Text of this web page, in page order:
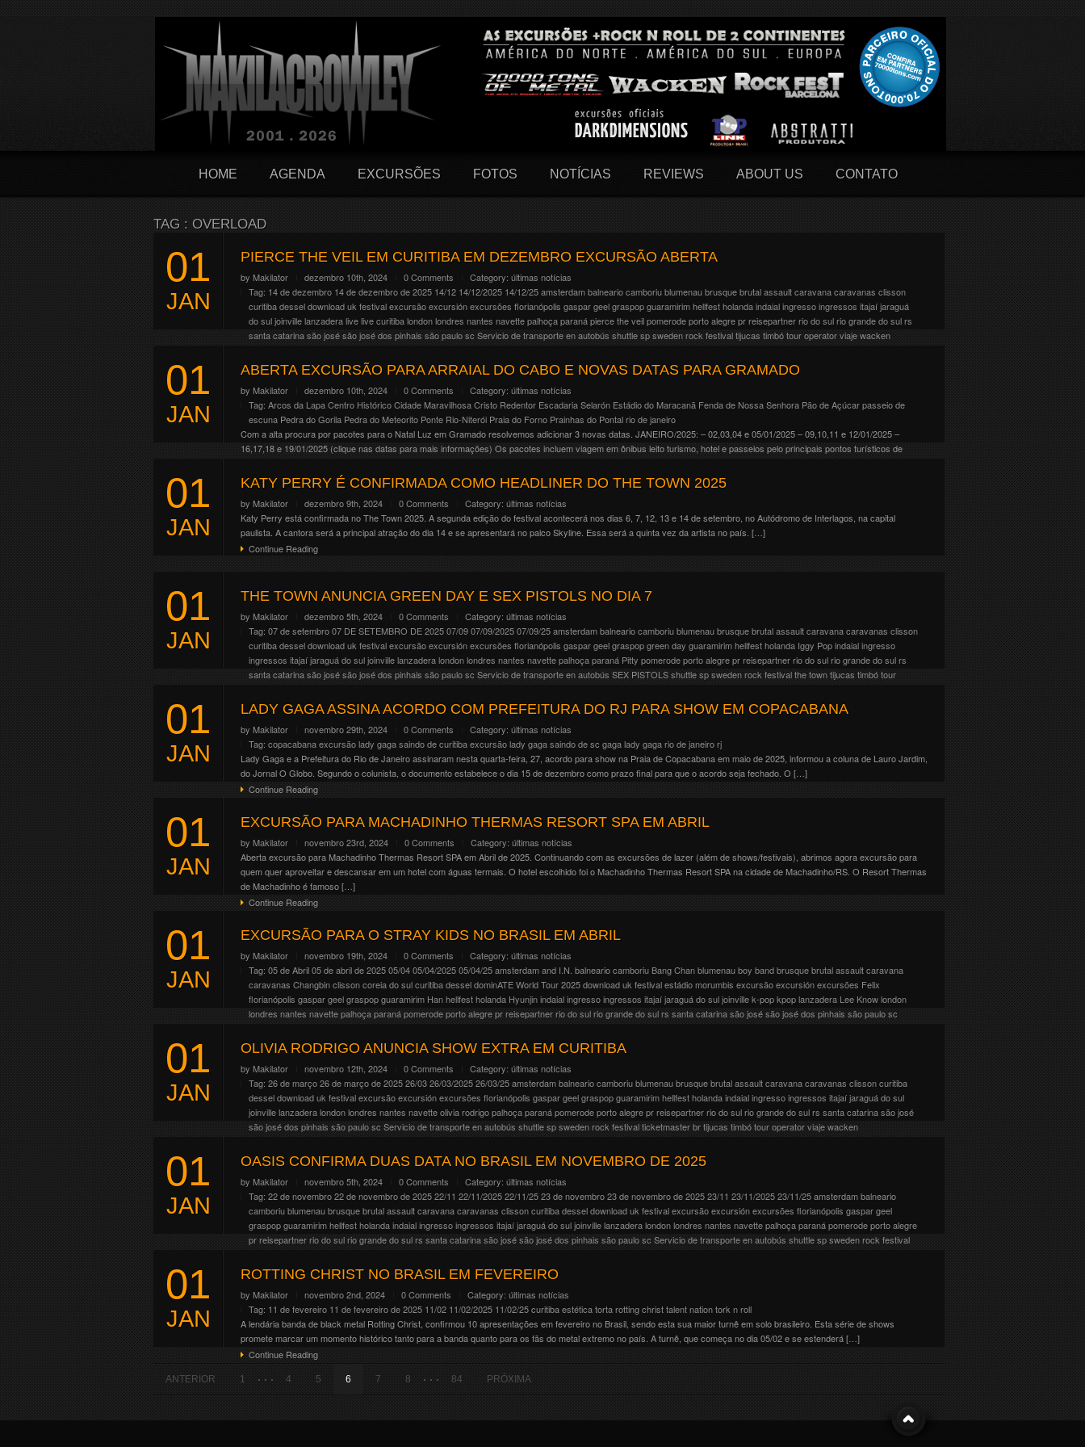
HOME AGENDA EXCURSÕES FOTOS NOTÍCIAS REVIEWS ABOUT US CONTATO
TAG : OVERLOAD
01
JAN
PIERCE THE VEIL EM CURITIBA EM DEZEMBRO EXCURSÃO ABERTA
by Makilator dezembro 10th, 2024 0 Comments Category: últimas notícias
Tag: 14 de dezembro 14 de dezembro de 2025 14/12 14/12/2025 14/12/25amsterdambalneario camboriublumenaubrusquebrutal assaultcaravanacaravanas clisson
curitibadesseldownload uk festivalexcursãoexcursiónexcursões florianópolis gaspargeelgraspopguaramirimhellfestholandaindaialingressoingressos itajaíjaraguá
do suljoinvillelanzaderalivelive curitibalondonlondres nantes navettepalhoçaparanápierce the veilpomerodeporto alegreprreisepartnerrio do sulrio grande do sulrs
santa catarinasão josésão josé dos pinhais são pauloscServicio de transporte en autobús shuttlespsweden rock festivaltijucas timbótour operatorviajewacken
Latina, o giro traz o grupo como atração principal após ter excursionado como abertura do Blink-182 na One More Time Tour. Produzida pela Live Nation, a […]
01
JAN
ABERTA EXCURSÃO PARA ARRAIAL DO CABO E NOVAS DATAS PARA GRAMADO
by Makilator dezembro 10th, 2024 0 Comments Category: últimas notícias
Tag: Arcos da LapaCentro HistóricoCidade MaravilhosaCristo Redentor Escadaria Selarón Estádio do Maracanã Fenda de Nossa Senhora Pão de Açúcarpasseio de
escuna Pedra do Gorila Pedra do Meteorito Ponte Rio-Niterói Praia do Forno Prainhas do Pontalrio de janeiro
Com a alta procura por pacotes para o Natal Luz em Gramado resolvemos adicionar 3 novas datas. JANEIRO/2025: – 02,03,04 e 05/01/2025 – 09,10,11 e 12/01/2025 –
16,17,18 e 19/01/2025 (clique nas datas para mais informações) Os pacotes incluem viagem em ônibus leito turismo, hotel e passeios pelo principais pontos turísticos de
Continue Reading
01
JAN
KATY PERRY É CONFIRMADA COMO HEADLINER DO THE TOWN 2025
by Makilator dezembro 9th, 2024 0 Comments Category: últimas notícias
Katy Perry está confirmada no The Town 2025. A segunda edição do festival acontecerá nos dias 6, 7, 12, 13 e 14 de setembro, no Autódromo de Interlagos, na capital
paulista. A cantora será a principal atração do dia 14 e se apresentará no palco Skyline. Essa será a quinta vez da artista no país. […]
Continue Reading
01
JAN
THE TOWN ANUNCIA GREEN DAY E SEX PISTOLS NO DIA 7
by Makilator dezembro 5th, 2024 0 Comments Category: últimas notícias
Tag: 07 de setembro07 DE SETEMBRO DE 202507/0907/09/202507/09/25amsterdambalneario camboriublumenaubrusquebrutal assaultcaravanacaravanas clisson
curitibadesseldownload uk festivalexcursãoexcursiónexcursões florianópolis gaspargeelgraspopgreen day guaramirimhellfestholanda Iggy Popindaialingresso
ingressos itajaíjaraguá do suljoinvillelanzaderalondonlondres nantes navettepalhoçaparaná Pitty pomerodeporto alegreprreisepartnerrio do sulrio grande do sulrs
santa catarinasão josésão josé dos pinhais são pauloscServicio de transporte en autobús SEX PISTOLSshuttlespsweden rock festivalthe towntijucas timbótour
A banda Green Day será uma das principais atrações do The Town 2025, que acontecerá nos dias 6, 7, 12, 13 e 14 de setembro, no Autódromo de Interlagos, na capital
paulista. O grupo será o headliner do dia 7, data em que o festival celebrará o rock. Além do Green Day, o dia terá […]
Continue Reading
01
JAN
LADY GAGA ASSINA ACORDO COM PREFEITURA DO RJ PARA SHOW EM COPACABANA
by Makilator novembro 29th, 2024 0 Comments Category: últimas notícias
Tag: copacabanaexcursão lady gaga saindo de curitibaexcursão lady gaga saindo de sc gagalady gagario de janeirorj
Lady Gaga e a Prefeitura do Rio de Janeiro assinaram nesta quarta-feira, 27, acordo para show na Praia de Copacabana em maio de 2025, informou a coluna de Lauro Jardim,
do Jornal O Globo. Segundo o colunista, o documento estabelece o dia 15 de dezembro como prazo final para que o acordo seja fechado. O […]
Continue Reading
01
JAN
EXCURSÃO PARA MACHADINHO THERMAS RESORT SPA EM ABRIL
by Makilator novembro 23rd, 2024 0 Comments Category: últimas notícias
Aberta excursão para Machadinho Thermas Resort SPA em Abril de 2025. Continuando com as excursões de lazer (além de shows/festivais), abrimos agora excursão para
quem quer aproveitar e descansar em um hotel com águas termais. O hotel escolhido foi o Machadinho Thermas Resort SPA na cidade de Machadinho/RS. O Resort Thermas
de Machadinho é famoso […]
Continue Reading
01
JAN
EXCURSÃO PARA O STRAY KIDS NO BRASIL EM ABRIL
by Makilator novembro 19th, 2024 0 Comments Category: últimas notícias
Tag: 05 de Abril05 de abril de 202505/0405/04/202505/04/25amsterdamand I.N. balneario camboriu Bang Chanblumenauboy bandbrusquebrutal assaultcaravana
caravanas Changbinclissoncoreia do sulcuritibadesseldominATE World Tour 2025download uk festivalestádio morumbis excursãoexcursiónexcursões Felix
florianópolis gaspargeelgraspopguaramirim Hanhellfestholanda Hyunjinindaialingressoingressos itajaíjaraguá do suljoinvillek-popkpoplanzadera Lee Knowlondon
londres nantes navettepalhoçaparanápomerodeporto alegreprreisepartnerrio do sulrio grande do sulrs santa catarinasão josésão josé dos pinhais são paulosc
O grupo sul-coreano Stray Kids, um dos nomes mais conhecidos do k-pop, fará dois shows no Brasil em abril de 2025. As apresentações acontecerão em: 01/04/2025 – Rio
de Janeiro/RJ (Estádio Nilton Santos) 05/04/2025 – São Paulo/SP (Estádio Morumbis). https://www.makilacrowley.com.br/events/stray-kids-sao-paulo/ 06/04/2025 – São
Paulo/SP (Estádio Morumbis). https://www.makilacrowley.com.br/events/stray-kids-sao-paulo-data-extra/ Para os que conseguirem comprar seus ingressos, teremos […]
Continue Reading
01
JAN
OLIVIA RODRIGO ANUNCIA SHOW EXTRA EM CURITIBA
by Makilator novembro 12th, 2024 0 Comments Category: últimas notícias
Tag: 26 de março26 de março de 202526/0326/03/202526/03/25amsterdambalneario camboriublumenaubrusquebrutal assaultcaravanacaravanas clissoncuritiba
desseldownload uk festivalexcursãoexcursiónexcursões florianópolis gaspargeelgraspopguaramirimhellfestholandaindaialingressoingressos itajaíjaraguá do sul
joinvillelanzaderalondonlondres nantes navetteolivia rodrigopalhoçaparanápomerodeporto alegreprreisepartnerrio do sulrio grande do sulrs santa catarinasão josé
são josé dos pinhais são pauloscServicio de transporte en autobús shuttlespsweden rock festivalticketmaster brtijucas timbótour operatorviajewacken
Curitiba/PR. As vendas de ingressos começam dia 14/11 (quinta), às 10h no site da www.ticketmaster.com.br Para os interessados já estamos com excursão (transporte)
aberta: https://www.makilacrowley.com.br/events/olivia-rodrigo-curitiba/
Continue Reading
01
JAN
OASIS CONFIRMA DUAS DATA NO BRASIL EM NOVEMBRO DE 2025
by Makilator novembro 5th, 2024 0 Comments Category: últimas notícias
Tag: 22 de novembro22 de novembro de 202522/11 22/11/202522/11/2523 de novembro23 de novembro de 202523/11 23/11/202523/11/25amsterdambalneario
camboriublumenaubrusquebrutal assaultcaravanacaravanas clissoncuritibadesseldownload uk festivalexcursãoexcursiónexcursões florianópolis gaspargeel
graspopguaramirimhellfestholandaindaialingressoingressos itajaíjaraguá do suljoinvillelanzaderalondonlondres nantes navettepalhoçaparanápomerodeporto alegre
prreisepartnerrio do sulrio grande do sulrs santa catarinasão josésão josé dos pinhais são paulosc Servicio de transporte en autobús shuttlespsweden rock festival
O Oasis vai fazer uma turnê de reunião em 2025 depois de 16 anos separados. E esta turnê trará os irmãos Liam e Noel Gallagher para o Brasil e outros países da América
Latina. Os shows do Oasis no Brasil acontecerão nos dias 22 e 23 de novembro, no Estádio MorumBis, em São Paulo. A […]
Continue Reading
01
JAN
ROTTING CHRIST NO BRASIL EM FEVEREIRO
by Makilator novembro 2nd, 2024 0 Comments Category: últimas notícias
Tag: 11 de fevereiro 11 de fevereiro de 2025 11/02 11/02/2025 11/02/25curitibaestética tortarotting christtalent nationtork n roll
A lendária banda de black metal Rotting Christ, confirmou 10 apresentações em fevereiro no Brasil, sendo esta sua maior turnê em solo brasileiro. Esta série de shows
promete marcar um momento histórico tanto para a banda quanto para os fãs do metal extremo no país. A turnê, que começa no dia 05/02 e se estenderá […]
Continue Reading
ANTERIOR 1 . . . 4 5 6 7 8 . . . 84 PRÓXIMA